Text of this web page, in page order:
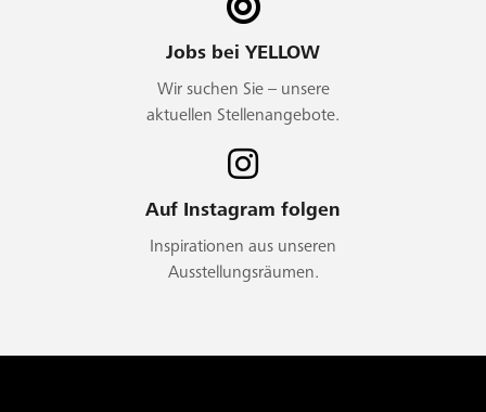
Jobs bei YELLOW
Wir suchen Sie – unsere
aktuellen Stellenangebote.
Auf Instagram folgen
Inspirationen aus unseren
Ausstellungsräumen.